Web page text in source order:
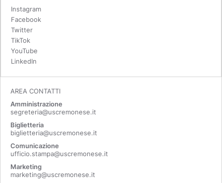
Instagram
Facebook
Twitter
TikTok
YouTube
LinkedIn
AREA CONTATTI
Amministrazione
segreteria@uscremonese.it
Biglietteria
biglietteria@uscremonese.it
Comunicazione
ufficio.stampa@uscremonese.it
Marketing
marketing@uscremonese.it